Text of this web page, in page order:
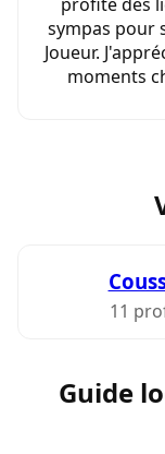
sympas pour
Joueur.
moments
11
Guide